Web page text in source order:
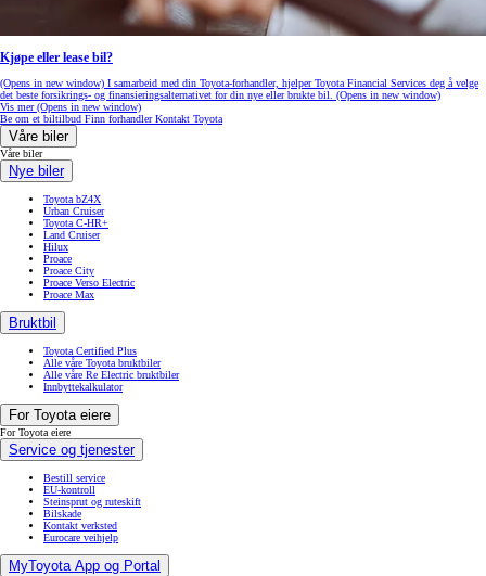
Kjøpe eller lease bil?
(Opens in new window) I samarbeid med din Toyota-forhandler, hjelper Toyota Financial Services deg å velge
det beste forsikrings- og finansieringsalternativet for din nye eller brukte bil. (Opens in new window)
Vis mer(Opens in new window)
Be om et biltilbud Finn forhandlerKontakt Toyota
Våre biler
Våre biler
Nye biler
Toyota bZ4X
Urban Cruiser
Toyota C-HR+
Land Cruiser
Hilux
Proace
Proace City
Proace Verso Electric
Proace Max
Bruktbil
Toyota Certified Plus
Alle våre Toyota bruktbiler
Alle våre Re Electric bruktbiler
Innbyttekalkulator
For Toyota eiere
For Toyota eiere
Service og tjenester
Bestill service
EU-kontroll
Steinsprut og ruteskift
Bilskade
Kontakt verksted
Eurocare veihjelp
MyToyota App og Portal